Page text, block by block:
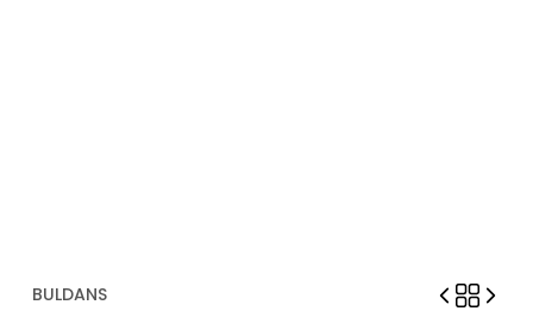
BULDANS